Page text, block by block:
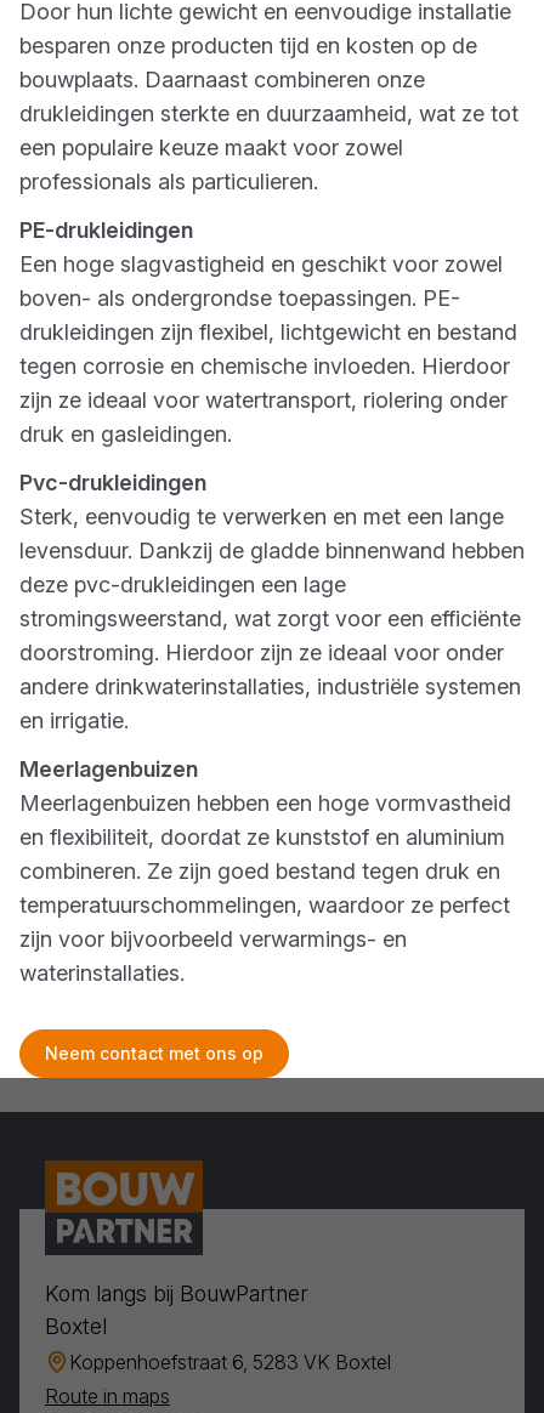
Door hun lichte gewicht en eenvoudige installatie
besparen onze producten tijd en kosten op de
bouwplaats. Daarnaast combineren onze
drukleidingen sterkte en duurzaamheid, wat ze tot
een populaire keuze maakt voor zowel
professionals als particulieren.
PE-drukleidingen
Een hoge slagvastigheid en geschikt voor zowel
boven- als ondergrondse toepassingen. PE-
drukleidingen zijn flexibel, lichtgewicht en bestand
tegen corrosie en chemische invloeden. Hierdoor
zijn ze ideaal voor watertransport, riolering onder
druk en gasleidingen.
Pvc-drukleidingen
Sterk, eenvoudig te verwerken en met een lange
levensduur. Dankzij de gladde binnenwand hebben
deze pvc-drukleidingen een lage
stromingsweerstand, wat zorgt voor een efficiënte
doorstroming. Hierdoor zijn ze ideaal voor onder
andere drinkwaterinstallaties, industriële systemen
en irrigatie.
Meerlagenbuizen
Meerlagenbuizen hebben een hoge vormvastheid
en flexibiliteit, doordat ze kunststof en aluminium
combineren. Ze zijn goed bestand tegen druk en
temperatuurschommelingen, waardoor ze perfect
zijn voor bijvoorbeeld verwarmings- en
waterinstallaties.
Neem contact met ons op
Kom langs bij BouwPartner
Boxtel
Koppenhoefstraat 6, 5283 VK Boxtel
Route in maps